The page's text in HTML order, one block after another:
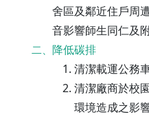
舍區及鄰近住戶周
音影響師生同仁及
二、 降低碳排
清潔載運公務
清潔廠商於校
環境造成之影響